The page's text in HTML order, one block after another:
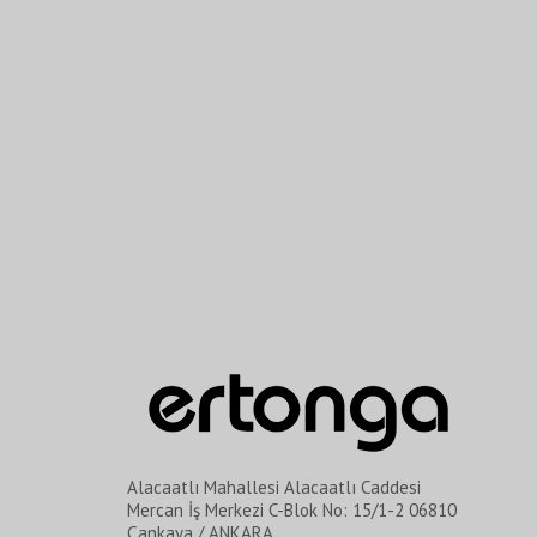
Alacaatlı Mahallesi Alacaatlı Caddesi
Mercan İş Merkezi C-Blok No: 15/1-2 06810